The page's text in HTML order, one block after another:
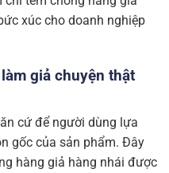
xúc cho doanh nghiệp
giả chuyện thật
cứ để người dùng lựa
gốc của sản phẩm. Đây
hàng giả hàng nhái được